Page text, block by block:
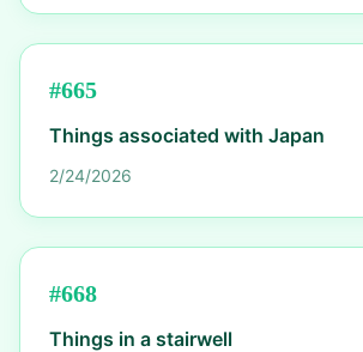
#665
Things associated with Japan
2/24/2026
#668
Things in a stairwell